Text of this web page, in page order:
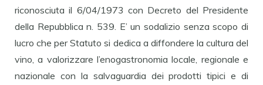
riconosciuta il 6/04/1973 con Decreto del Presidente
della Repubblica n. 539. E’ un sodalizio senza scopo di
lucro che per Statuto si dedica a diffondere la cultura del
vino, a valorizzare l’enogastronomia locale, regionale e
nazionale con la salvaguardia dei prodotti tipici e di